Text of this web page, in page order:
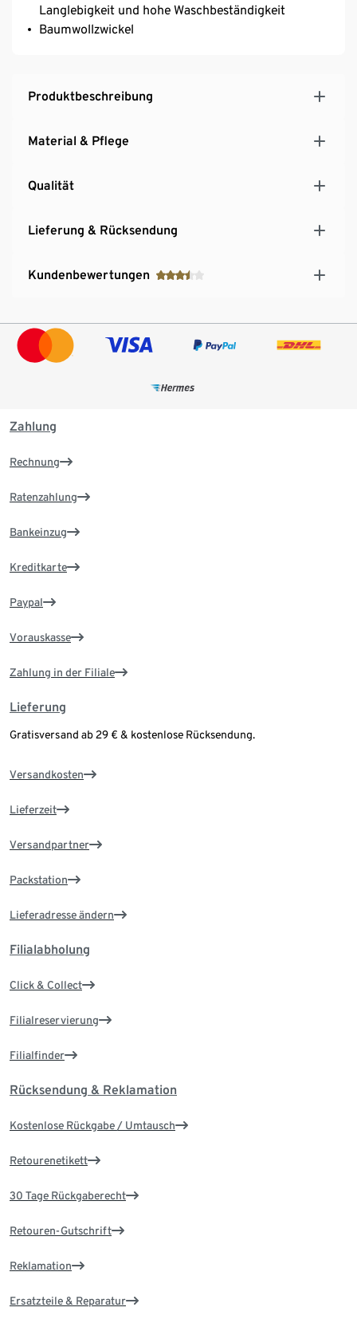
Langlebigkeit und hohe Waschbeständigkeit
Baumwollzwickel
Produktbeschreibung
Material & Pflege
Qualität
Lieferung & Rücksendung
Kundenbewertungen
Zahlung
Rechnung
Ratenzahlung
Bankeinzug
Kreditkarte
Paypal
Vorauskasse
Zahlung in der Filiale
Lieferung
Gratisversand ab 29 € & kostenlose Rücksendung.
Versandkosten
Lieferzeit
Versandpartner
Packstation
Lieferadresse ändern
Filialabholung
Click & Collect
Filialreservierung
Filialfinder
Rücksendung & Reklamation
Kostenlose Rückgabe / Umtausch
Retourenetikett
30 Tage Rückgaberecht
Retouren-Gutschrift
Reklamation
Ersatzteile & Reparatur